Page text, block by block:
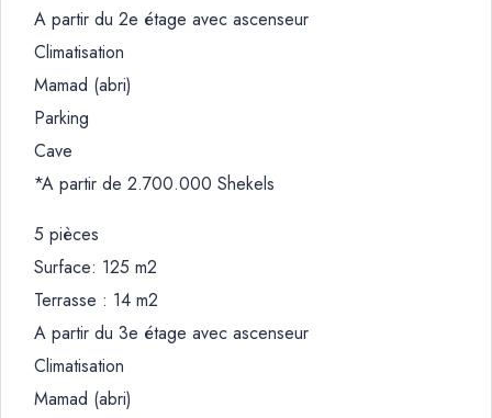
A partir du 2e étage avec ascenseur
Climatisation
Mamad (abri)
Parking
Cave
*A partir de 2.700.000 Shekels
5 pièces
Surface: 125 m2
Terrasse : 14 m2
A partir du 3e étage avec ascenseur
Climatisation
Mamad (abri)